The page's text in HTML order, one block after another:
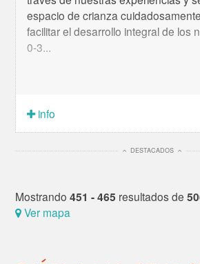
espacio de crianza
facilitar el desarrollo integral de los
0-3...
info
DESTACADOS
Mostrando451 - 465 resultados de
Ver mapa